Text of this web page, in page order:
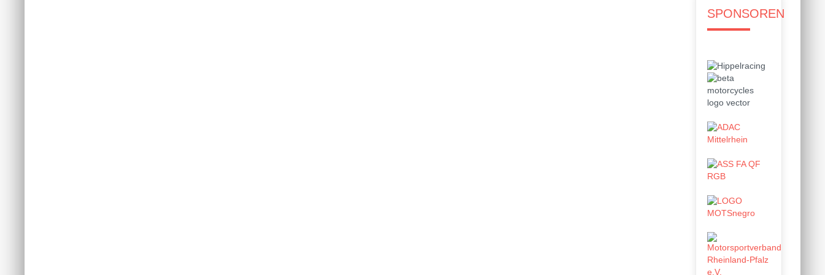
SPONSOREN